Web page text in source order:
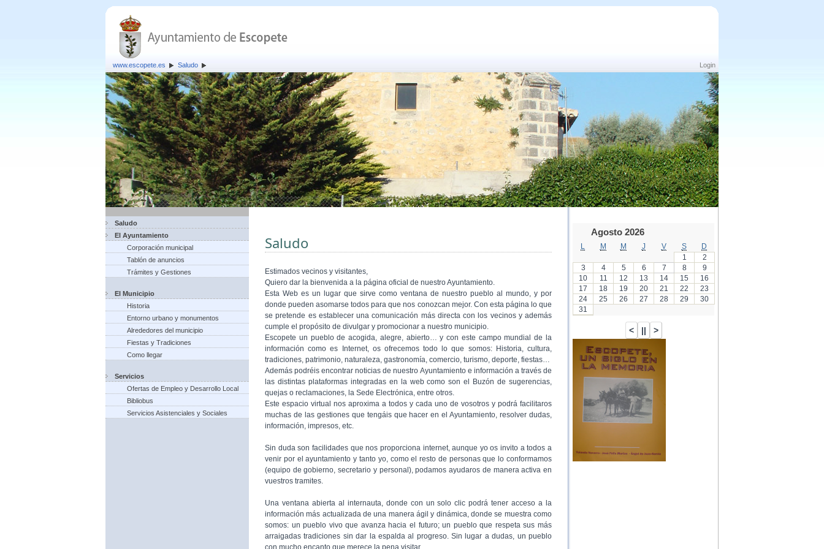
Login
www.escopete.es Saludo
Saludo
El Ayuntamiento
Corporación municipal
Tablón de anuncios
Trámites y Gestiones
El Municipio
Historia
Entorno urbano y monumentos
Alrededores del municipio
Fiestas y Tradiciones
Como llegar
Servicios
Ofertas de Empleo y Desarrollo Local
Bibliobus
Servicios Asistenciales y Sociales
Saludo
Estimados vecinos y visitantes,
Quiero dar la bienvenida a la página oficial de nuestro Ayuntamiento.
Esta Web es un lugar que sirve como ventana de nuestro pueblo al mundo, y por
donde pueden asomarse todos para que nos conozcan mejor. Con esta página lo que
se pretende es establecer una comunicación más directa con los vecinos y además
cumple el propósito de divulgar y promocionar a nuestro municipio.
Escopete un pueblo de acogida, alegre, abierto… y con este campo mundial de la
información como es Internet, os ofrecemos todo lo que somos: Historia, cultura,
tradiciones, patrimonio, naturaleza, gastronomía, comercio, turismo, deporte, fiestas…
Además podréis encontrar noticias de nuestro Ayuntamiento e información a través de
las distintas plataformas integradas en la web como son el Buzón de sugerencias,
quejas o reclamaciones, la Sede Electrónica, entre otros.
Este espacio virtual nos aproxima a todos y cada uno de vosotros y podrá facilitaros
muchas de las gestiones que tengáis que hacer en el Ayuntamiento, resolver dudas,
información, impresos, etc.
Sin duda son facilidades que nos proporciona internet, aunque yo os invito a todos a
venir por el ayuntamiento y tanto yo, como el resto de personas que lo conformamos
(equipo de gobierno, secretario y personal), podamos ayudaros de manera activa en
vuestros tramites.
Una ventana abierta al internauta, donde con un solo clic podrá tener acceso a la
información más actualizada de una manera ágil y dinámica, donde se muestra como
somos: un pueblo vivo que avanza hacia el futuro; un pueblo que respeta sus más
arraigadas tradiciones sin dar la espalda al progreso. Sin lugar a dudas, un pueblo
con mucho encanto que merece la pena visitar.
Agosto 2026
M M J V S
D
1
2
3
4 5 6 7 8
9
10
11 12 13 14 15
16
17
18 19 20 21 22
23
24
25 26 27 28 29
30
31